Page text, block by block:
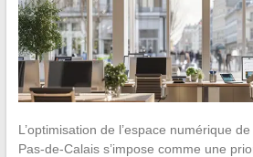
L’optimisation de l’espace numérique
Pas-de-Calais s’impose comme une